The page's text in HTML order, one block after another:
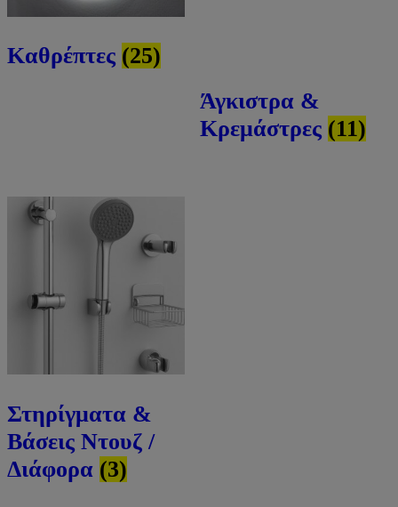
Καθρέπτες (25)
Άγκιστρα &
Κρεμάστρες (11)
Στηρίγματα &
Βάσεις Ντουζ /
Διάφορα (3)